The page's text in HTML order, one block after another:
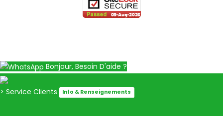
Bonjour, Besoin D'aide ?
> Service Clients Info & Renseignements